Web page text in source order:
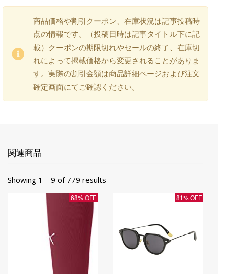
商品価格や割引クーポン、在庫状況は記事投稿時
点の情報です。（投稿日時は記事タイトル下に記
載）クーポンの期限切れやセールの終了、在庫切
れによって掲載価格から変更されることがありま
す。実際の割引金額は商品詳細ページおよび注文
確定画面にてご確認ください。
関連商品
Showing 1 – 9 of 779 results
68% OFF 81% OFF